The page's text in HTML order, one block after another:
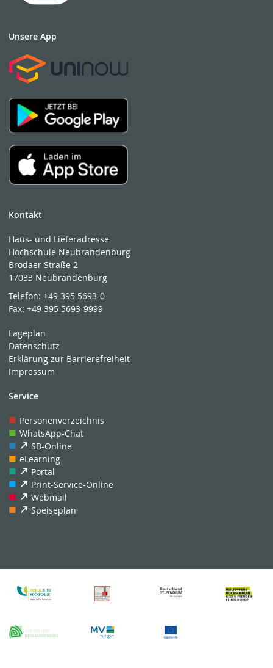
Unsere App
Kontakt
Haus- und Lieferadresse
Hochschule Neubrandenburg
Brodaer Straße 2
17033 Neubrandenburg
Telefon:+49 395 5693-0
Fax:+49 395 5693-9999
Lageplan
Datenschutz
Erklärung zur Barrierefreiheit
Impressum
Service
Personenverzeichnis
WhatsApp-Chat
SB-Online
eLearning
Portal
Print-Service-Online
Webmail
Speiseplan